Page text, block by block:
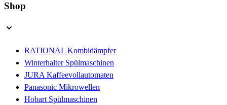
Shop
RATIONAL Kombidämpfer
Winterhalter Spülmaschinen
JURA Kaffeevollautomaten
Panasonic Mikrowellen
Hobart Spülmaschinen